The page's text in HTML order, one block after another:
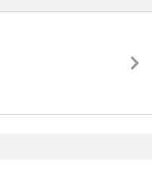
れている“ラディアン